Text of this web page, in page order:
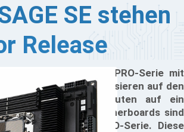
SE stehen
Release
Leak zufolge seine PRO-Serie mit
zu ergänzen. Diese basieren auf den
von AMD und deuten auf ein
Die zwei neuen Motherboards sind
der PRO-Serie. Diese